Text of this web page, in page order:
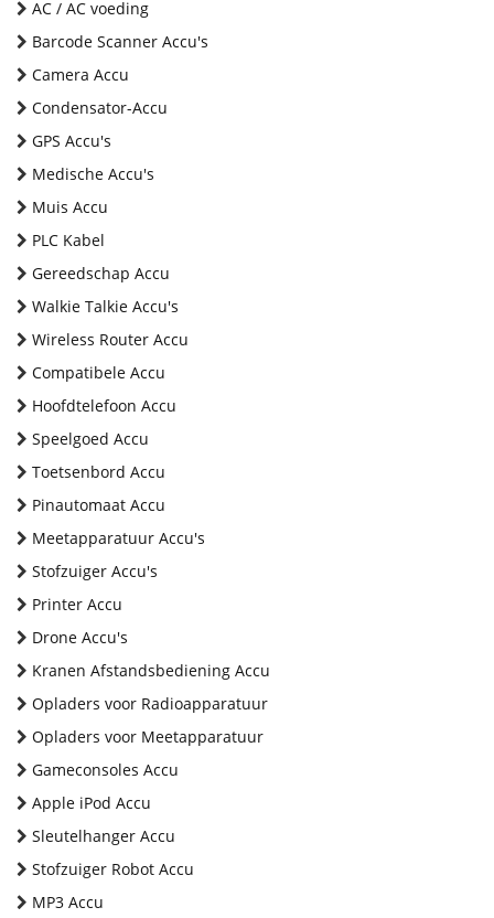
AC / AC voeding
Barcode Scanner Accu's
Camera Accu
Condensator-Accu
GPS Accu's
Medische Accu's
Muis Accu
PLC Kabel
Gereedschap Accu
Walkie Talkie Accu's
Wireless Router Accu
Compatibele Accu
Hoofdtelefoon Accu
Speelgoed Accu
Toetsenbord Accu
Pinautomaat Accu
Meetapparatuur Accu's
Stofzuiger Accu's
Printer Accu
Drone Accu's
Kranen Afstandsbediening Accu
Opladers voor Radioapparatuur
Opladers voor Meetapparatuur
Gameconsoles Accu
Apple iPod Accu
Sleutelhanger Accu
Stofzuiger Robot Accu
MP3 Accu